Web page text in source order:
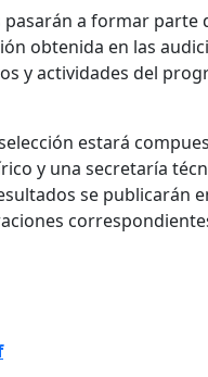
a formar parte
obtenida en las
y actividades del
estará
y una secretaría
se publicarán